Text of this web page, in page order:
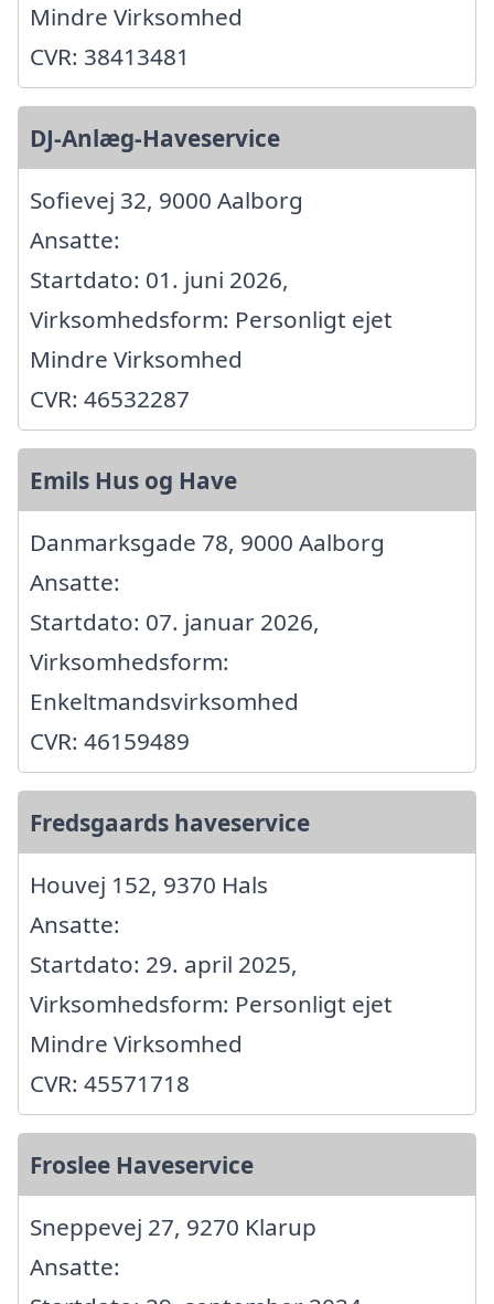
Mindre Virksomhed
CVR: 38413481
DJ-Anlæg-Haveservice
Sofievej 32, 9000 Aalborg
Ansatte:
Startdato: 01. juni 2026,
Virksomhedsform: Personligt ejet
Mindre Virksomhed
CVR: 46532287
Emils Hus og Have
Danmarksgade 78, 9000 Aalborg
Ansatte:
Startdato: 07. januar 2026,
Virksomhedsform:
Enkeltmandsvirksomhed
CVR: 46159489
Fredsgaards haveservice
Houvej 152, 9370 Hals
Ansatte:
Startdato: 29. april 2025,
Virksomhedsform: Personligt ejet
Mindre Virksomhed
CVR: 45571718
Froslee Haveservice
Sneppevej 27, 9270 Klarup
Ansatte: